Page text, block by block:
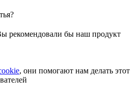
рекомендовали бы наш продукт
, они помогают нам делать этот